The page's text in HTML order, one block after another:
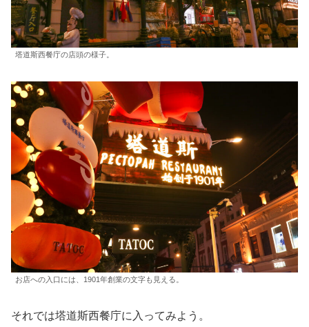
塔道斯西餐庁の店頭の様子。
お店への入口には、1901年創業の文字も見える。
それでは塔道斯西餐庁に入ってみよう。